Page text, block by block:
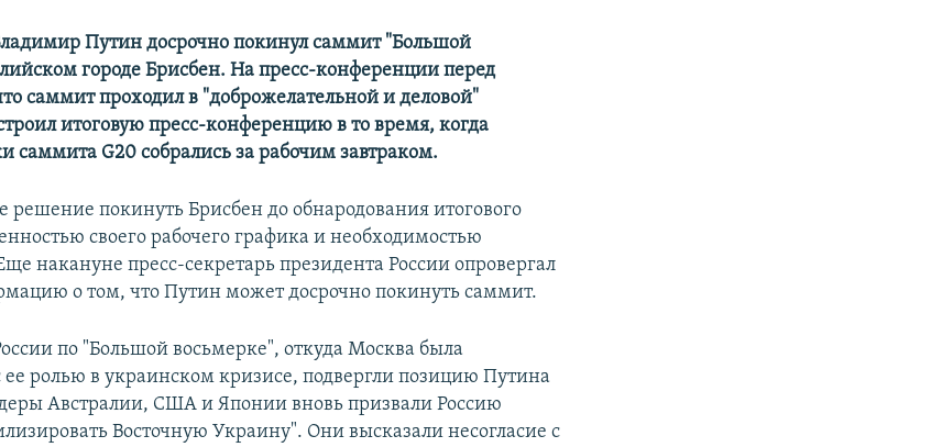
Путин досрочно покинул саммит "Большой
городе Брисбен. На пресс-конференции перед
саммит проходил в "доброжелательной и деловой"
итоговую пресс-конференцию в то время, когда
саммита G20 собрались за рабочим завтраком.
решение покинуть Брисбен до обнародования итогового
своего рабочего графика и необходимостью
накануне пресс-секретарь президента России опровергал
о том, что Путин может досрочно покинуть саммит.
по "Большой восьмерке", откуда Москва была
ее ролью в украинском кризисе, подвергли позицию Путина
Австралии, США и Японии вновь призвали Россию
Восточную Украину". Они высказали несогласие с